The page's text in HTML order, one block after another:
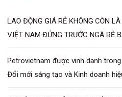
LAO ĐỘNG GIÁ RẺ KHÔNG CÒN
VIỆT NAM ĐỨNG TRƯỚC NGÃ RẼ
Petrovietnam được vinh danh
Đổi mới sáng tạo và Kinh doanh